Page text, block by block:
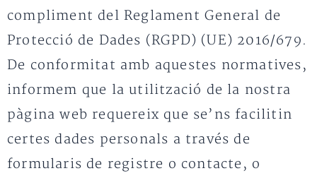
compliment del Reglament General de
Protecció de Dades (RGPD) (UE) 2016/679.
De conformitat amb aquestes normatives,
informem que la utilització de la nostra
pàgina web requereix que se’ns facilitin
certes dades personals a través de
formularis de registre o contacte, o